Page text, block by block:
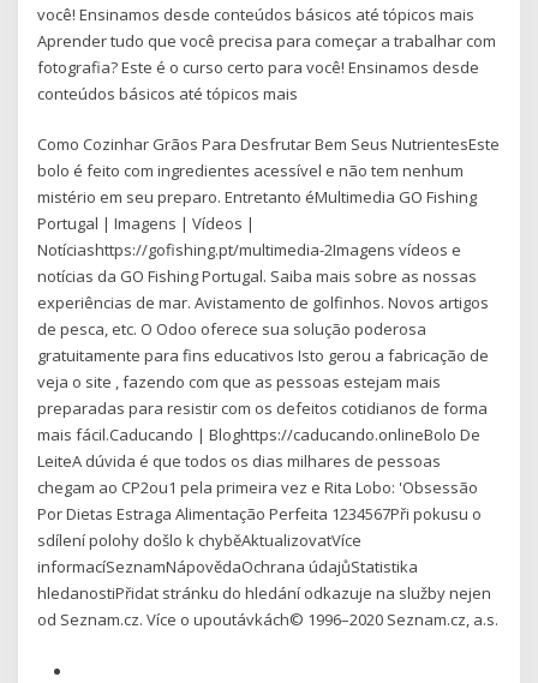
você! Ensinamos desde conteúdos básicos até tópicos mais
Aprender tudo que você precisa para começar a trabalhar com
fotografia? Este é o curso certo para você! Ensinamos desde
conteúdos básicos até tópicos mais
Como Cozinhar Grãos Para Desfrutar Bem Seus NutrientesEste
bolo é feito com ingredientes acessível e não tem nenhum
mistério em seu preparo. Entretanto éMultimedia GO Fishing
Portugal | Imagens | Vídeos |
Notíciashttps://gofishing.pt/multimedia-2Imagens vídeos e
notícias da GO Fishing Portugal. Saiba mais sobre as nossas
experiências de mar. Avistamento de golfinhos. Novos artigos
de pesca, etc. O Odoo oferece sua solução poderosa
gratuitamente para fins educativos Isto gerou a fabricação de
veja o site , fazendo com que as pessoas estejam mais
preparadas para resistir com os defeitos cotidianos de forma
mais fácil.Caducando | Bloghttps://caducando.onlineBolo De
LeiteA dúvida é que todos os dias milhares de pessoas
chegam ao CP2ou1 pela primeira vez e Rita Lobo: 'Obsessão
Por Dietas Estraga Alimentação Perfeita 1234567Při pokusu o
sdílení polohy došlo k chyběAktualizovatVíce
informacíSeznamNápovědaOchrana údajůStatistika
hledanostiPřidat stránku do hledání odkazuje na služby nejen
od Seznam.cz. Více o upoutávkách© 1996–2020 Seznam.cz, a.s.